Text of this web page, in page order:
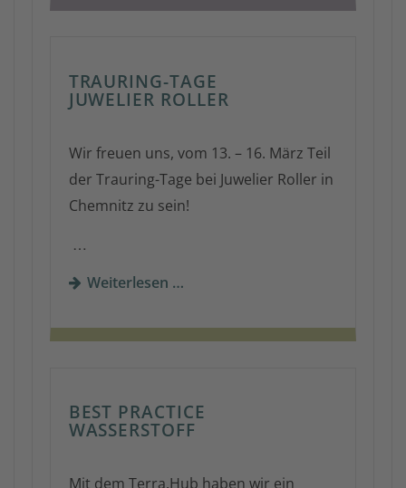
TRAURING-TAGE
JUWELIER ROLLER
Wir freuen uns, vom 13. – 16. März Teil
der Trauring-Tage bei Juwelier Roller in
Chemnitz zu sein!
…
Weiterlesen …
BEST PRACTICE
WASSERSTOFF
Mit dem Terra.Hub haben wir ein